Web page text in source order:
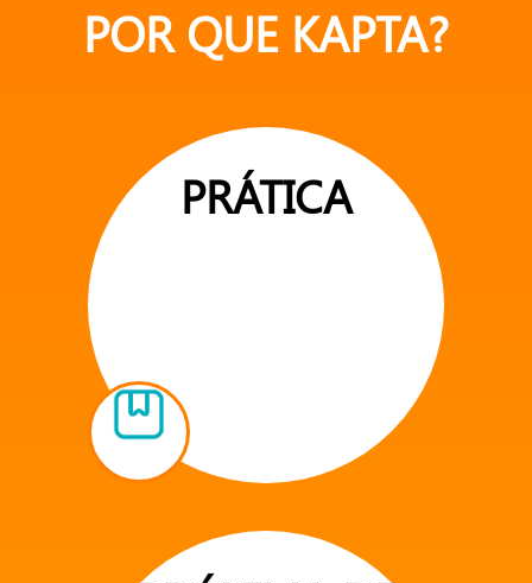
POR QUE KAPTA?
PRÁTICA